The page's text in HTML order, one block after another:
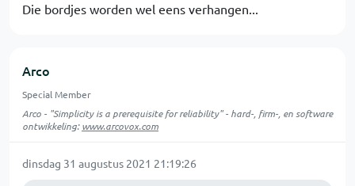
Die bordjes worden wel eens verhangen...
Arco
Special Member
Arco - "Simplicity is a prerequisite for reliability" - hard-, firm-, en software
ontwikkeling:www.arcovox.com
dinsdag 31 augustus 2021 21:19:26